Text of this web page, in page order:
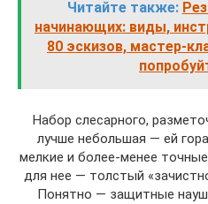
Читайте также:
начинающих: виды,
80 эскизов, мастер-
Набор слесарного,
лучше небольшая — ей
мелкие и более-менее
для нее — толстый
Понятно — защитные